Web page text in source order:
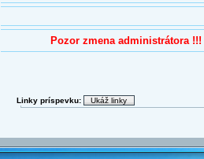
Pozor zmena administrátora !!!
Linky príspevku: